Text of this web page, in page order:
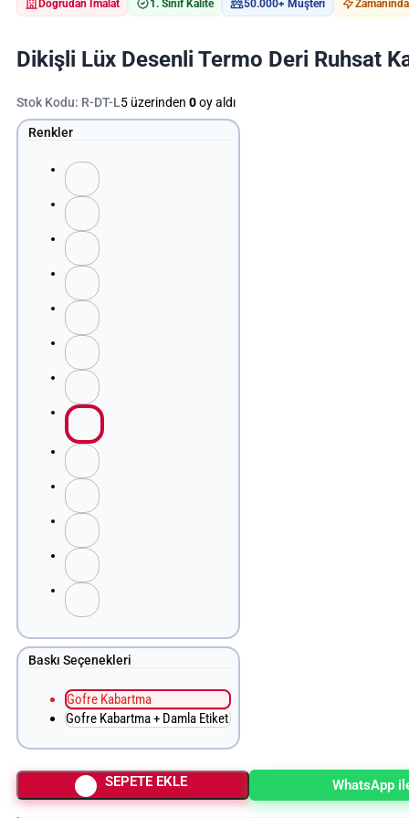
Doğrudan İmalat 1. Sınıf Kalite 50.000+ Müşteri
Dikişli Lüx Desenli Termo Deri Ruhsat
Stok Kodu: R-DT-L5 üzerinden 0oy aldı
Renkler
Baskı Seçenekleri
Gofre Kabartma
Gofre Kabartma + Damla Etiket
SEPETE EKLE WhatsApp